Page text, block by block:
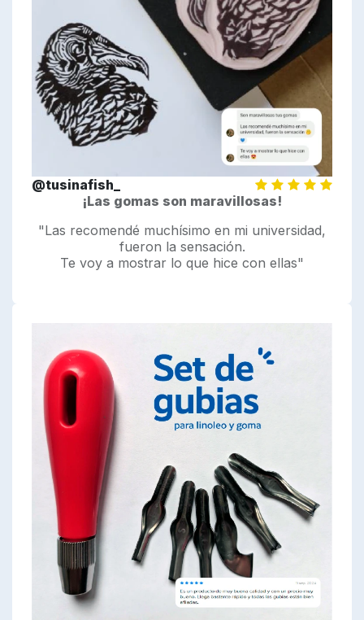
@tusinafish_
¡Las gomas son maravillosas!
"Las recomendé muchísimo en mi universidad,
fueron la sensación.
Te voy a mostrar lo que hice con ellas"